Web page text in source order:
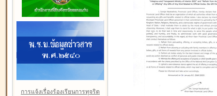
การแจ้งเรื่องร้องเรียนการทุจริต